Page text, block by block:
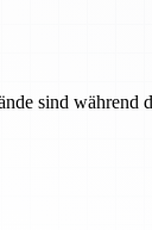
sind während